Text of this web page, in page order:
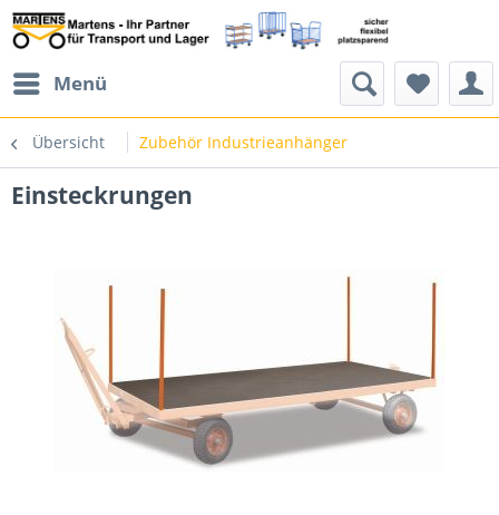
Menü
Übersicht Zubehör Industrieanhänger
Einsteckrungen